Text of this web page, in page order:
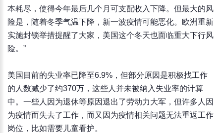
本耗尽，使得今年最后几个月可支配收入下降。但最大的风
险是，随着冬季气温下降，新一波疫情可能恶化。欧洲重新
实施封锁举措提醒了大家，美国这个冬天也面临重大下行风
险。”
美国目前的失业率已降至6.9%，但部分原因是积极找工作
的人数减少了约370万，这些人并未被纳入失业率的计算
中。一些人因为退休等原因退出了劳动力大军，但许多人因
为疫情而失去了工作，而又因为疫情相关问题无法重返工作
岗位，比如需要儿童看护。